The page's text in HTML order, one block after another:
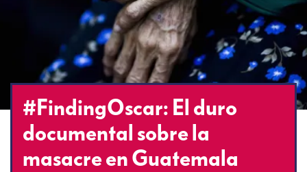
#FindingOscar: El duro
documental sobre la
masacre en Guatemala